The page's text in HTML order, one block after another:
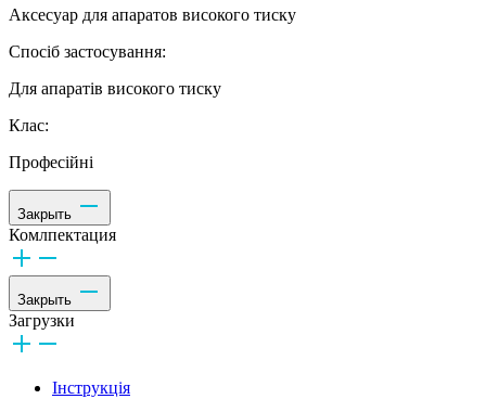
Аксесуар для апаратов високого тиску
Спосіб застосування:
Для апаратів високого тиску
Клас:
Професійні
Закрыть
Комлпектация
Закрыть
Загрузки
Інструкція